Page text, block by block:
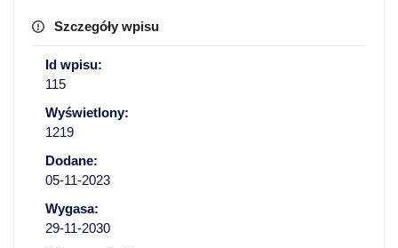
Szczegóły wpisu
Id wpisu:
115
Wyświetlony:
1219
Dodane:
05-11-2023
Wygasa:
29-11-2030